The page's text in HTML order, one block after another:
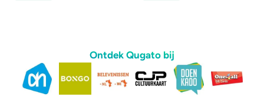
Ontdek Qugato bij